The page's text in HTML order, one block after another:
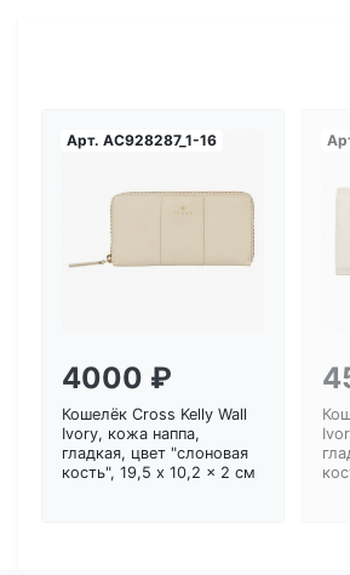
Арт. AC928287_1-16
4000 ₽
Кошелёк Cross Kelly Wall
Ivory, кожа наппа,
гладкая, цвет "слоновая
кость", 19,5 x 10,2 x 2 см